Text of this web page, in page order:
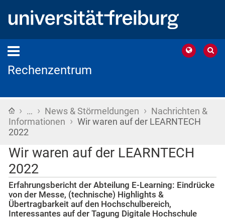
Rechenzentrum
Startseite
› … › News & Störmeldungen › Nachrichten &
Informationen › Wir waren auf der LEARNTECH
2022
Wir waren auf der LEARNTECH
2022
Erfahrungsbericht der Abteilung E-Learning: Eindrücke
von der Messe, (technische) Highlights &
Übertragbarkeit auf den Hochschulbereich,
Interessantes auf der Tagung Digitale Hochschule